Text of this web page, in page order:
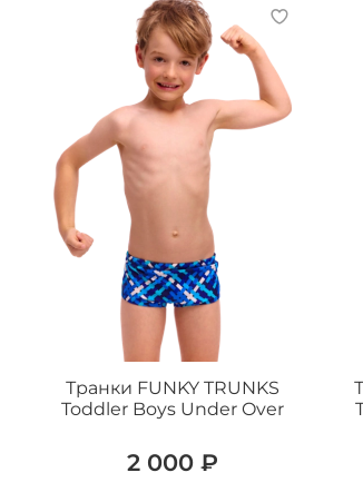
Транки FUNKY TRUNKS
Toddler Boys Under Over
2 000 ₽